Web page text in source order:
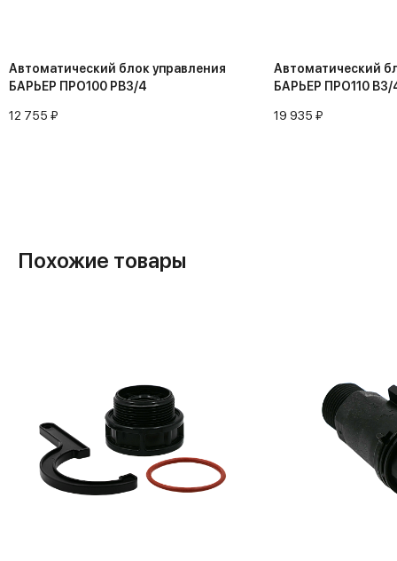
Автоматический блок управления
БАРЬЕР ПРО100 РВ3/4
12 755 ₽
Автоматический
БАРЬЕР ПРО110 В3/
19 935 ₽
Похожие товары